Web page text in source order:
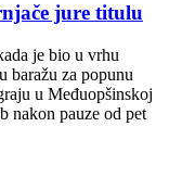
jure titulu
je bio u vrhu
baražu za popunu
u Međuopšinskoj
nakon pauze od pet